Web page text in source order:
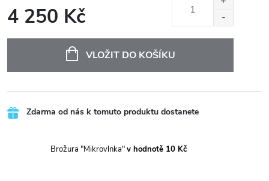
4 250 Kč
VLOŽIT DO KOŠÍKU
Zdarma od nás k tomuto produktu dostanete
Brožura "Mikrovlnka"v hodnotě 10 Kč